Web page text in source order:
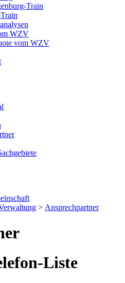
Train
WZV
vom WZV
> Ansprechpartner
Liste